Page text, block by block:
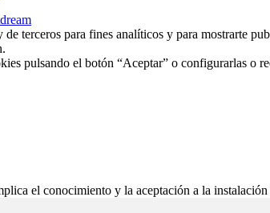
terceros para fines analíticos y para mostrarte
pulsando el botón “Aceptar” o configurarlas o
el conocimiento y la aceptación a la